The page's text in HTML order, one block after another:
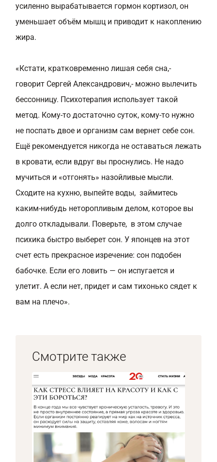
усиленно вырабатывается гормон кортизол, он
уменьшает объём мышц и приводит к накоплению
жира.
«Кстати, кратковременно лишая себя сна,-
говорит Сергей Александрович,- можно вылечить
бессонницу. Психотерапия использует такой
метод. Кому-то достаточно суток, кому-то нужно
не поспать двое и организм сам вернет себе сон.
Ещё рекомендуется никогда не оставаться лежать
в кровати, если вдруг вы проснулись. Не надо
мучиться и «отгонять» назойливые мысли.
Сходите на кухню, выпейте воды, займитесь
каким-нибудь неторопливым делом, которое вы
долго откладывали. Поверьте, в этом случае
психика быстро выберет сон. У японцев на этот
счет есть прекрасное изречение: сон подобен
бабочке. Если его ловить — он испугается и
улетит. А если нет, придет и сам тихонько сядет к
вам на плечо».
Смотрите также